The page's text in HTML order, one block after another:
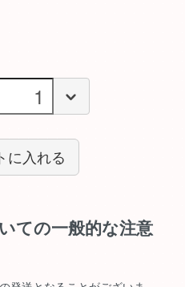
に入れる
ての一般的な注意